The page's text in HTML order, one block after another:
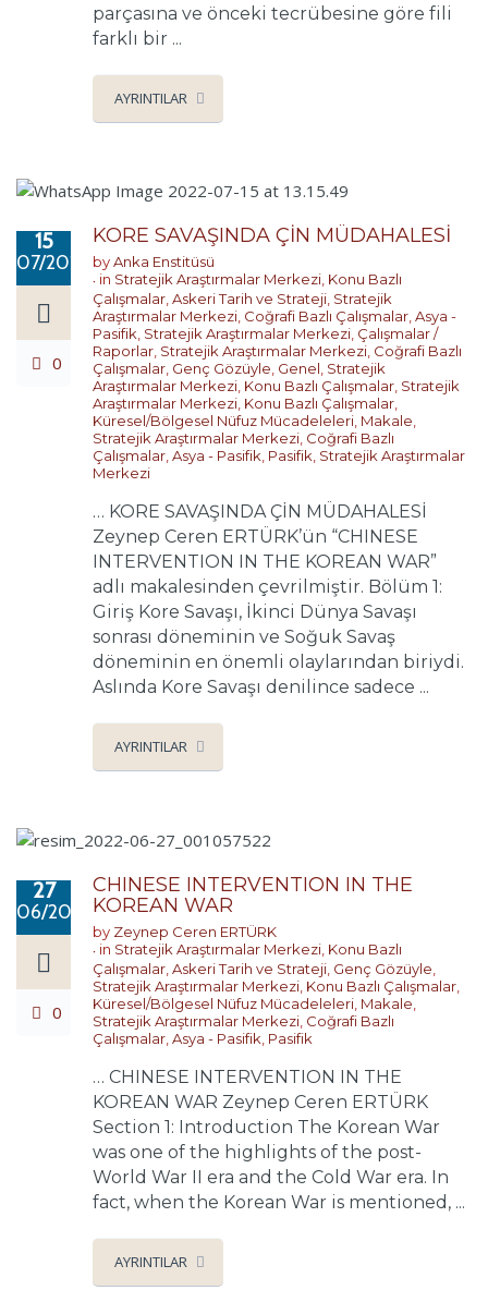
parçasına ve önceki tecrübesine göre fili
farklı bir ...
AYRINTILAR
15
07/2022
0
KORE SAVAŞINDA ÇİN MÜDAHALESİ
byAnka Enstitüsü
in Stratejik Araştırmalar Merkezi, Konu Bazlı
Çalışmalar,Askeri Tarih ve Strateji, Stratejik
Araştırmalar Merkezi, Coğrafi Bazlı Çalışmalar,Asya -
Pasifik, Stratejik Araştırmalar Merkezi, Çalışmalar /
Raporlar, Stratejik Araştırmalar Merkezi, Coğrafi Bazlı
Çalışmalar, Genç Gözüyle, Genel, Stratejik
Araştırmalar Merkezi, Konu Bazlı Çalışmalar, Stratejik
Araştırmalar Merkezi, Konu Bazlı Çalışmalar,
Küresel/Bölgesel Nüfuz Mücadeleleri, Makale,
Stratejik Araştırmalar Merkezi, Coğrafi Bazlı
Çalışmalar,Asya - Pasifik, Pasifik, Stratejik Araştırmalar
Merkezi
… KORE SAVAŞINDA ÇİN MÜDAHALESİ
Zeynep Ceren ERTÜRK’ün “CHINESE
INTERVENTION IN THE KOREAN WAR”
adlı makalesinden çevrilmiştir. Bölüm 1:
Giriş Kore Savaşı, İkinci Dünya Savaşı
sonrası döneminin ve Soğuk Savaş
döneminin en önemli olaylarından biriydi.
Aslında Kore Savaşı denilince sadece ...
AYRINTILAR
27
06/2022
0
CHINESE INTERVENTION IN THE
KOREAN WAR
by Zeynep Ceren ERTÜRK
in Stratejik Araştırmalar Merkezi Konu Bazlı
Çalışmalar Askeri Tarih ve Strateji Genç Gözüyle
Stratejik Araştırmalar Merkezi Konu Bazlı Çalışmalar
Küresel/Bölgesel Nüfuz Mücadeleleri Makale
Stratejik Araştırmalar Merkezi Coğrafi Bazlı
Çalışmalar Asya - Pasifik Pasifik
… CHINESE INTERVENTION IN THE
KOREAN WAR Zeynep Ceren ERTÜRK
Section 1: Introduction The Korean War
was one of the highlights of the post-
World War II era and the Cold War era. In
fact, when the Korean War is mentioned, ...
AYRINTILAR